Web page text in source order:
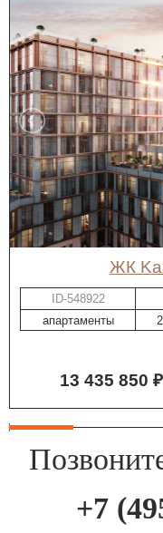
ЖК
ID-548922
апартаменты
13 435 850 ₽
+7